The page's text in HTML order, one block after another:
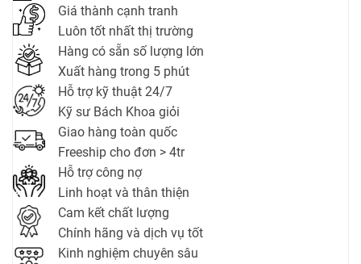
Giá thành cạnh tranh
Luôn tốt nhất thị trường
Hàng có sẵn số lượng lớn
Xuất hàng trong 5 phút
Hỗ trợ kỹ thuật 24/7
Kỹ sư Bách Khoa giỏi
Giao hàng toàn quốc
Freeship cho đơn > 4tr
Hỗ trợ công nợ
Linh hoạt và thân thiện
Cam kết chất lượng
Chính hãng và dịch vụ tốt
Kinh nghiệm chuyên sâu